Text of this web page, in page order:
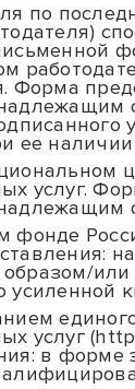
по
Форма
ее наличии
услуг.
фонде
или
усиленной
услуг (
в форме